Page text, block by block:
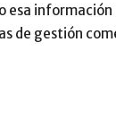
de gestión